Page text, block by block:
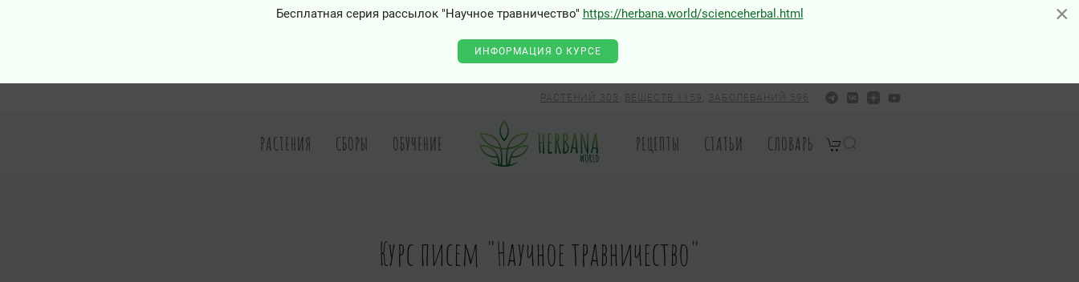
×
Бесплатная серия рассылок "Научное травничество" https://herbana.world/scienceherbal.html
ИНФОРМАЦИЯ О КУРСЕ
РАСТЕНИЙ 303 ВЕЩЕСТВ 1159 ЗАБОЛЕВАНИЙ 596
РАСТЕНИЯ СБОРЫ ОБУЧЕНИЕ РЕЦЕПТЫ СТАТЬИ СЛОВАРЬ
Курс писем "Научное травничество"
×
0 - Class "Joomla\Input\Json" not found